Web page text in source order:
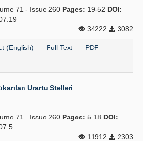
71 - Issue 260 Pages: 19-52 DOI:
34222
3082
(English) Full Text PDF
Urartu Stelleri
71 - Issue 260 Pages: 5-18 DOI:
11912
2303